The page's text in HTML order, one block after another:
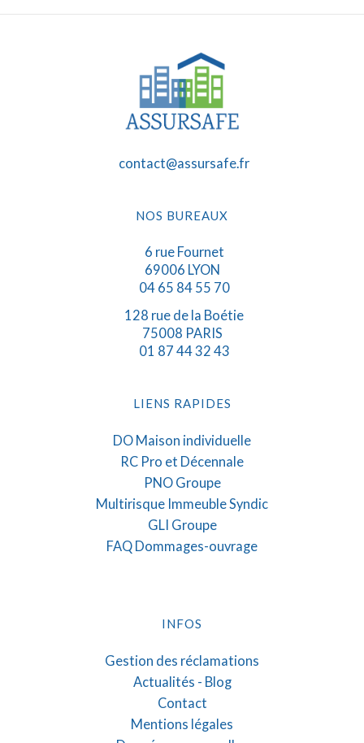
contact@assursafe.fr
NOS BUREAUX
6 rue Fournet
69006 LYON
04 65 84 55 70
128 rue de la Boétie
75008 PARIS
01 87 44 32 43
LIENS RAPIDES
DO Maison individuelle
RC Pro et Décennale
PNO Groupe
Multirisque Immeuble Syndic
GLI Groupe
FAQ Dommages-ouvrage
INFOS
Gestion des réclamations
Actualités - Blog
Contact
Mentions légales